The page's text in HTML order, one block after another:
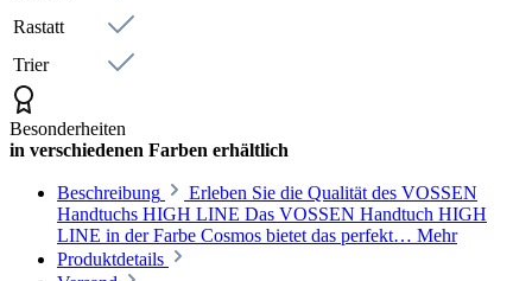
Rastatt
Trier
Besonderheiten
in verschiedenen Farben erhältlich
Beschreibung
Erleben Sie die Qualität des VOSSEN
Handtuchs HIGH LINE Das VOSSEN Handtuch HIGH
LINE in der Farbe Cosmos bietet das perfekt… Mehr
Produktdetails